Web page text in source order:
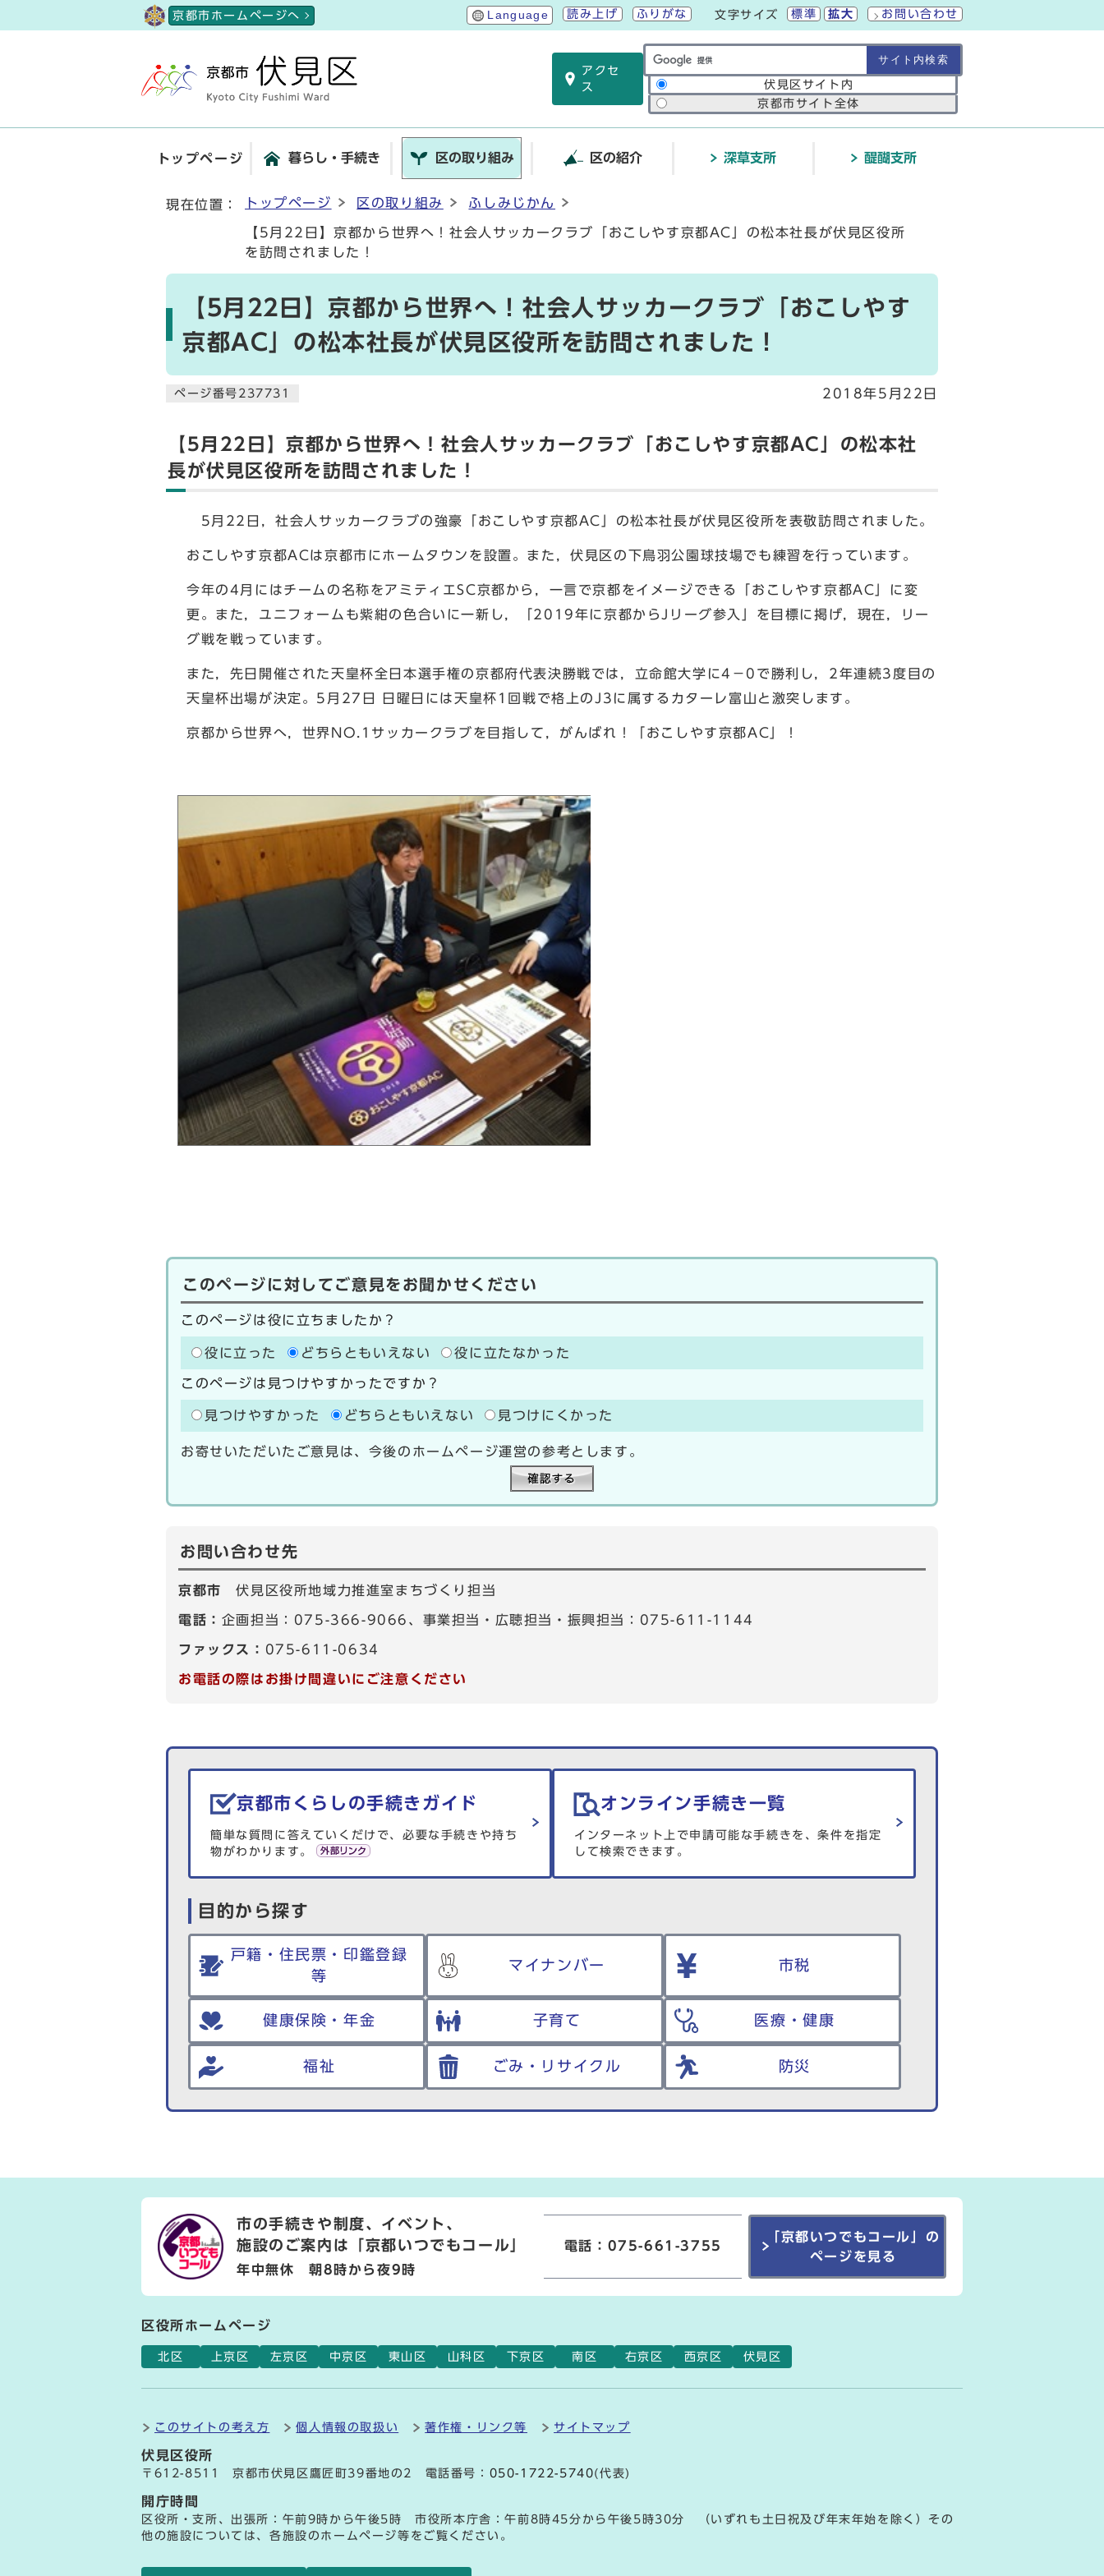
京都市ホームページへ Language 読み上げ ふりがな 文字サイズ 標準 拡大 お問い合わせ
アクセ
ス
サイト内検索の範囲 伏見区サイト内
京都市サイト全体
トップページ 暮らし・手続き 区の取り組み 区の紹介 深草支所 醍醐支所
現在位置： トップページ 区の取り組み ふしみじかん
【5月22日】京都から世界へ！社会人サッカークラブ「おこしやす京都AC」の松本社長が伏見区役所
を訪問されました！
【5月22日】京都から世界へ！社会人サッカークラブ「おこしやす
京都AC」の松本社長が伏見区役所を訪問されました！
ページ番号237731 2018年5月22日
【5月22日】京都から世界へ！社会人サッカークラブ「おこしやす京都AC」の松本社
長が伏見区役所を訪問されました！
5月22日，社会人サッカークラブの強豪「おこしやす京都AC」の松本社長が伏見区役所を表敬訪問されました。
おこしやす京都ACは京都市にホームタウンを設置。また，伏見区の下鳥羽公園球技場でも練習を行っています。
今年の4月にはチームの名称をアミティエSC京都から，一言で京都をイメージできる「おこしやす京都AC」に変
更。また，ユニフォームも紫紺の色合いに一新し，「2019年に京都からJリーグ参入」を目標に掲げ，現在，リー
グ戦を戦っています。
また，先日開催された天皇杯全日本選手権の京都府代表決勝戦では，立命館大学に4－0で勝利し，2年連続3度目の
天皇杯出場が決定。5月27日 日曜日には天皇杯1回戦で格上のJ3に属するカターレ富山と激突します。
京都から世界へ，世界NO.1サッカークラブを目指して，がんばれ！「おこしやす京都AC」！
このページに対してご意見をお聞かせください
このページは役に立ちましたか？
役に立った どちらともいえない 役に立たなかった
このページは見つけやすかったですか？
見つけやすかった どちらともいえない 見つけにくかった
お寄せいただいたご意見は、今後のホームページ運営の参考とします。
お問い合わせ先
京都市伏見区役所地域力推進室まちづくり担当
電話： 企画担当：075-366-9066、事業担当・広聴担当・振興担当：075-611-1144
ファックス： 075-611-0634
お電話の際はお掛け間違いにご注意ください
生活情報を探す
京都市くらしの手続きガイド
簡単な質問に答えていくだけで、必要な手続きや持ち
物がわかります。
オンライン手続き一覧
インターネット上で申請可能な手続きを、条件を指定
して検索できます。
目的から探す
戸籍・住民票・印鑑登録
等
マイナンバー 市税
健康保険・年金 子育て 医療・健康
福祉 ごみ・リサイクル 防災
市の手続きや制度、イベント、
施設のご案内は
「京都いつでもコール」
年中無休 朝8時から夜9時
電話：075-661-3755
「京都いつでもコール」の
ページを見る
区役所ホームページ
北区 上京区 左京区 中京区 東山区 山科区 下京区 南区 右京区 西京区 伏見区
このサイトの考え方 個人情報の取扱い 著作権・リンク等 サイトマップ
伏見区役所
〒612-8511 京都市伏見区鷹匠町39番地の2 電話番号： 050-1722-5740(代表)
開庁時間
区役所・支所、出張所：午前9時から午後5時 市役所本庁舎：午前8時45分から午後5時30分 （いずれも土日祝及び年末年始を除く）その
他の施設については、各施設のホームページ等をご覧ください。